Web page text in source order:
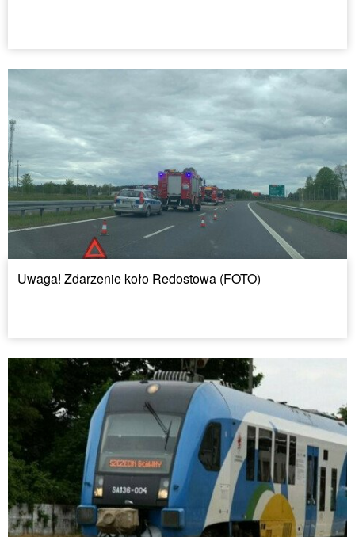
Uwaga! Zdarzenie koło Redostowa (FOTO)